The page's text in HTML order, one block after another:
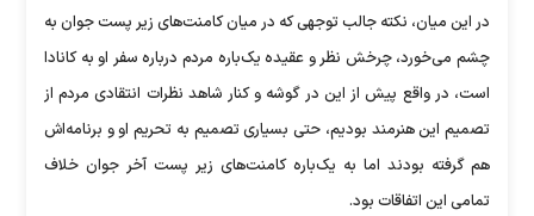
در این میان، نکته جالب توجهی که در میان کامنت‌های زیر پست جوان به
چشم می‌خورد، چرخش نظر و عقیده یک‌باره مردم درباره سفر او به کانادا
است، در واقع پیش از این در گوشه و کنار شاهد نظرات انتقادی مردم از
تصمیم این هنرمند بودیم، حتی بسیاری تصمیم به تحریم او و برنامه‌اش
هم گرفته بودند اما به یک‌باره کامنت‌های زیر پست آخر جوان خلاف
تمامی این اتفاقات بود.